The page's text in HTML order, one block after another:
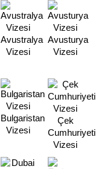
Avustralya
Vizesi
Avusturya
Vizesi
Bulgaristan
Vizesi
Çek
Cumhuriyeti
Vizesi